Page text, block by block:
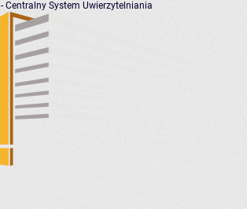
- Centralny System Uwierzytelniania